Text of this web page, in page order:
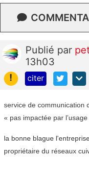
Publié par
13h03
!
citer
service de communication
« pas impactée par
la bonne blague
propriétaire du réseaux